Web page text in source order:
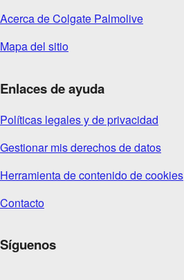
Acerca de Colgate Palmolive
Mapa del sitio
Enlaces de ayuda
Políticas legales y de privacidad
Gestionar mis derechos de datos
Herramienta de contenido de cookies
Contacto
Síguenos